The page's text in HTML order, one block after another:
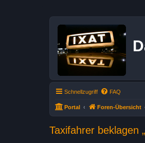
Schnellzugriff FAQ
Portal Foren-Übersicht
Taxifahrer beklagen